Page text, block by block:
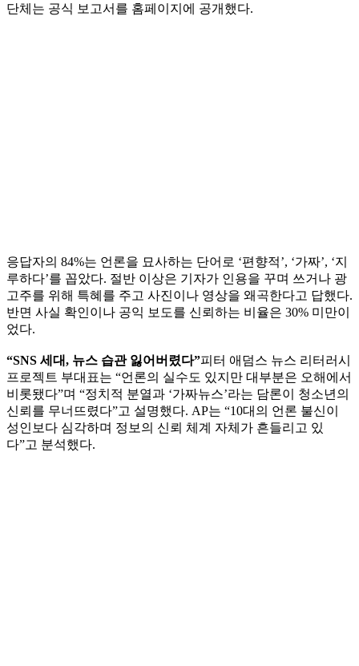
단체는 공식 보고서를 홈페이지에 공개했다.
응답자의 84%는 언론을 묘사하는 단어로 ‘편향적’, ‘가짜’, ‘지
루하다’를 꼽았다. 절반 이상은 기자가 인용을 꾸며 쓰거나 광
고주를 위해 특혜를 주고 사진이나 영상을 왜곡한다고 답했다.
반면 사실 확인이나 공익 보도를 신뢰하는 비율은 30% 미만이
었다.
“SNS 세대, 뉴스 습관 잃어버렸다”피터 애덤스 뉴스 리터러시
프로젝트 부대표는 “언론의 실수도 있지만 대부분은 오해에서
비롯됐다”며 “정치적 분열과 ‘가짜뉴스’라는 담론이 청소년의
신뢰를 무너뜨렸다”고 설명했다. AP는 “10대의 언론 불신이
성인보다 심각하며 정보의 신뢰 체계 자체가 흔들리고 있
다”고 분석했다.